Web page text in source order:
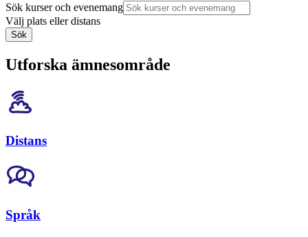
Sök kurser och evenemang
Välj plats eller distans
Sök
Utforska ämnesområde
Distans
Språk